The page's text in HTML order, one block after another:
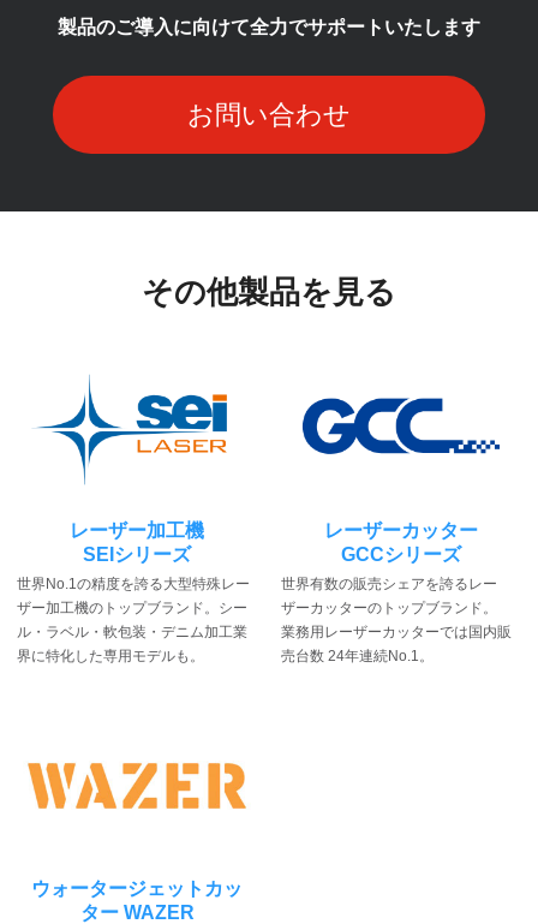
製品のご導入に向けて全力でサポートいたします
お問い合わせ
その他製品を見る
レーザー加工機
SEIシリーズ
世界No.1の精度を誇る大型特殊レー
ザー加工機のトップブランド。シー
ル・ラベル・軟包装・デニム加工業
界に特化した専用モデルも。
レーザーカッター
GCCシリーズ
世界有数の販売シェアを誇るレー
ザーカッターのトップブランド。
業務用レーザーカッターでは国内販
売台数 24年連続No.1。
ウォータージェットカッ
ター WAZER